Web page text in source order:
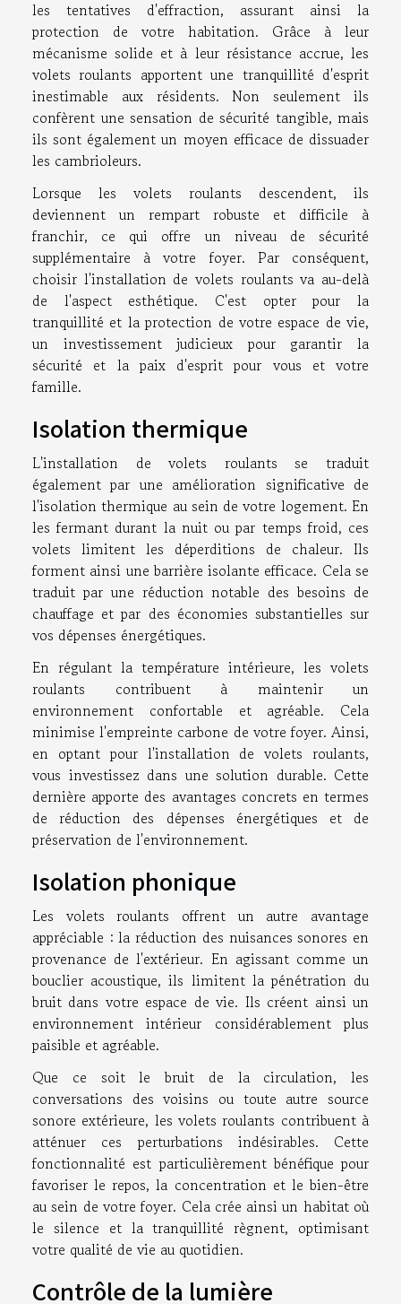
les tentatives d'effraction, assurant ainsi la
protection de votre habitation. Grâce à leur
mécanisme solide et à leur résistance accrue, les
volets roulants apportent une tranquillité d'esprit
inestimable aux résidents. Non seulement ils
confèrent une sensation de sécurité tangible, mais
ils sont également un moyen efficace de dissuader
les cambrioleurs.
Lorsque les volets roulants descendent, ils
deviennent un rempart robuste et difficile à
franchir, ce qui offre un niveau de sécurité
supplémentaire à votre foyer. Par conséquent,
choisir l'installation de volets roulants va au-delà
de l'aspect esthétique. C'est opter pour la
tranquillité et la protection de votre espace de vie,
un investissement judicieux pour garantir la
sécurité et la paix d'esprit pour vous et votre
famille.
Isolation thermique
L'installation de volets roulants se traduit
également par une amélioration significative de
l'isolation thermique au sein de votre logement. En
les fermant durant la nuit ou par temps froid, ces
volets limitent les déperditions de chaleur. Ils
forment ainsi une barrière isolante efficace. Cela se
traduit par une réduction notable des besoins de
chauffage et par des économies substantielles sur
vos dépenses énergétiques.
En régulant la température intérieure, les volets
roulants contribuent à maintenir un
environnement confortable et agréable. Cela
minimise l'empreinte carbone de votre foyer. Ainsi,
en optant pour l'installation de volets roulants,
vous investissez dans une solution durable. Cette
dernière apporte des avantages concrets en termes
de réduction des dépenses énergétiques et de
préservation de l'environnement.
Isolation phonique
Les volets roulants offrent un autre avantage
appréciable : la réduction des nuisances sonores en
provenance de l'extérieur. En agissant comme un
bouclier acoustique, ils limitent la pénétration du
bruit dans votre espace de vie. Ils créent ainsi un
environnement intérieur considérablement plus
paisible et agréable.
Que ce soit le bruit de la circulation, les
conversations des voisins ou toute autre source
sonore extérieure, les volets roulants contribuent à
atténuer ces perturbations indésirables. Cette
fonctionnalité est particulièrement bénéfique pour
favoriser le repos, la concentration et le bien-être
au sein de votre foyer. Cela crée ainsi un habitat où
le silence et la tranquillité règnent, optimisant
votre qualité de vie au quotidien.
Contrôle de la lumière